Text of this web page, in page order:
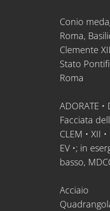
Conio
Roma,
Clemente XII
Stato
Roma
ADORATE •
Facciata
CLEM • XII
EV •; in
basso,
Acciaio